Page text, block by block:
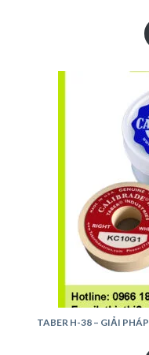
TABER H-38 – GIẢI